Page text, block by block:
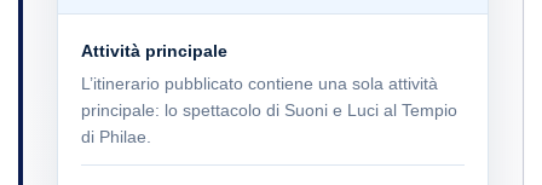
Attività principale
L’itinerario pubblicato contiene una sola attività
principale: lo spettacolo di Suoni e Luci al Tempio
di Philae.